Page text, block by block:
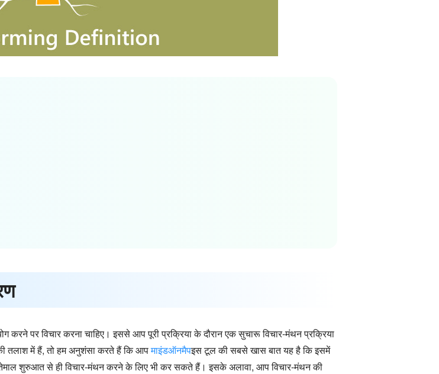
पर विचार करना चाहिए। इससे आप पूरी प्रक्रिया के दौरान एक सुचारू विचार-मंथन प्रक्रिया
तलाश में हैं, तो हम अनुशंसा करते हैं कि आपमाइंडऑनमैपइस टूल की सबसे खास बात यह है कि इसमें
शुरुआत से ही विचार-मंथन करने के लिए भी कर सकते हैं। इसके अलावा, आप विचार-मंथन की